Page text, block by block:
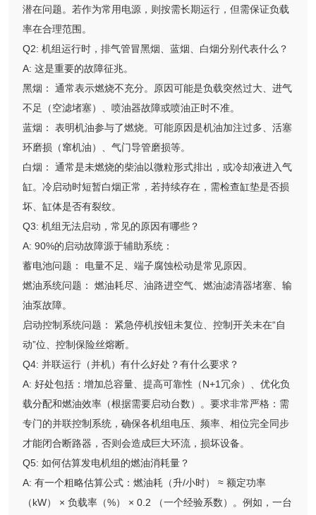
潜在问题。若作为常用电源，则按需长期运行，但需保证负载
率在合理范围。
Q2: 机组运行时，排气管冒黑烟、蓝烟、白烟分别代表什么？
A: 这是重要的故障征兆。
黑烟： 通常表示燃烧不充分。原因可能是负载突然过大、进气
不足（空滤堵塞）、喷油器故障或喷油正时不准。
蓝烟： 表明机油参与了燃烧。可能原因是机油加注过多、活塞
环磨损（窜机油）、气门导管磨损等。
白烟： 通常是未燃烧的柴油以微粒形式排出，或冷却液进入气
缸。冷启动时短暂白烟正常，若持续存在，需检查缸垫是否损
坏、缸体是否有裂纹。
Q3: 机组无法启动，常见的原因有哪些？
A: 90%的启动故障源于辅助系统：
蓄电池问题： 电量不足、端子腐蚀松动是常见原因。
燃油系统问题： 燃油耗尽、油路进空气、燃油滤清器堵塞、输
油泵故障。
启动控制系统问题： 紧急停机按钮未复位、控制开关未在“自
动”位、控制保险丝熔断。
Q4: 并联运行（并机）有什么好处？有什么要求？
A: 好处包括：增加总容量、提高可靠性（N+1冗余）、优化负
载分配和燃油效率（根据需要启动台数）。要求非常严格：需
专门的并联控制系统，确保各机组电压、频率、相位完全同步
才能闭合断路器，否则会造成巨大环流，损坏设备。
Q5: 如何估算发电机组的燃油消耗量？
A: 有一个粗略估算公式：燃油耗（升/小时） ≈ 额定功率
（kW） × 负载率（%） × 0.2 （一个经验系数）。例如，一台